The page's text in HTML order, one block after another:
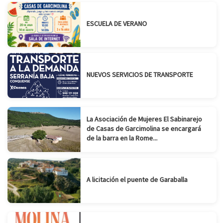
ESCUELA DE VERANO
NUEVOS SERVICIOS DE TRANSPORTE
La Asociación de Mujeres El Sabinarejo
de Casas de Garcimolina se encargará
de la barra en la Rome...
A licitación el puente de Garaballa